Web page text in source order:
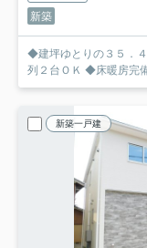
新築
◆建坪ゆとりの３５．
列２台ＯＫ ◆床暖房完
新築一戸建